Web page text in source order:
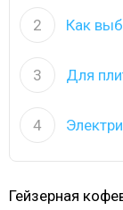
2 Как
3 Для
4
Гейзерная